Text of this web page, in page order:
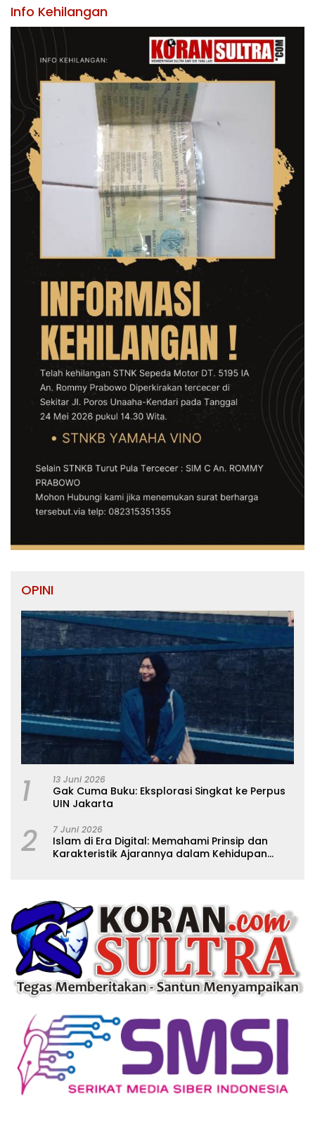
Info Kehilangan
OPINI
1 13 Juni 2026
Gak Cuma Buku: Eksplorasi Singkat ke Perpus
UIN Jakarta
2 7 Juni 2026
Islam di Era Digital: Memahami Prinsip dan
Karakteristik Ajarannya dalam Kehidupan